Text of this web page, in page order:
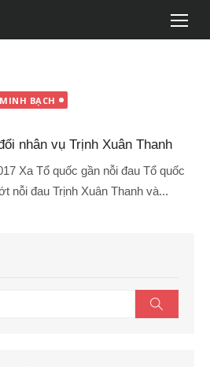
BẠCH
nhân vụ Trịnh Xuân Thanh
Xa Tổ quốc gần nỗi đau Tổ quốc
nỗi đau Trịnh Xuân Thanh và...
kiếm